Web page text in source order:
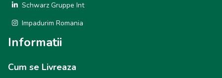
Schwarz Gruppe Int
Impadurim Romania
Informatii
Cum se Livreaza